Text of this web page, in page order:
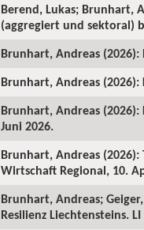
Berend, Lukas; Brunhart,
(aggregiert und sektoral)
Brunhart, Andreas
Brunhart, Andreas
Brunhart, Andreas
Juni 2026.
Brunhart, Andreas
Wirtschaft Regional, 10.
Brunhart, Andreas;
Resilienz Liechtensteins.